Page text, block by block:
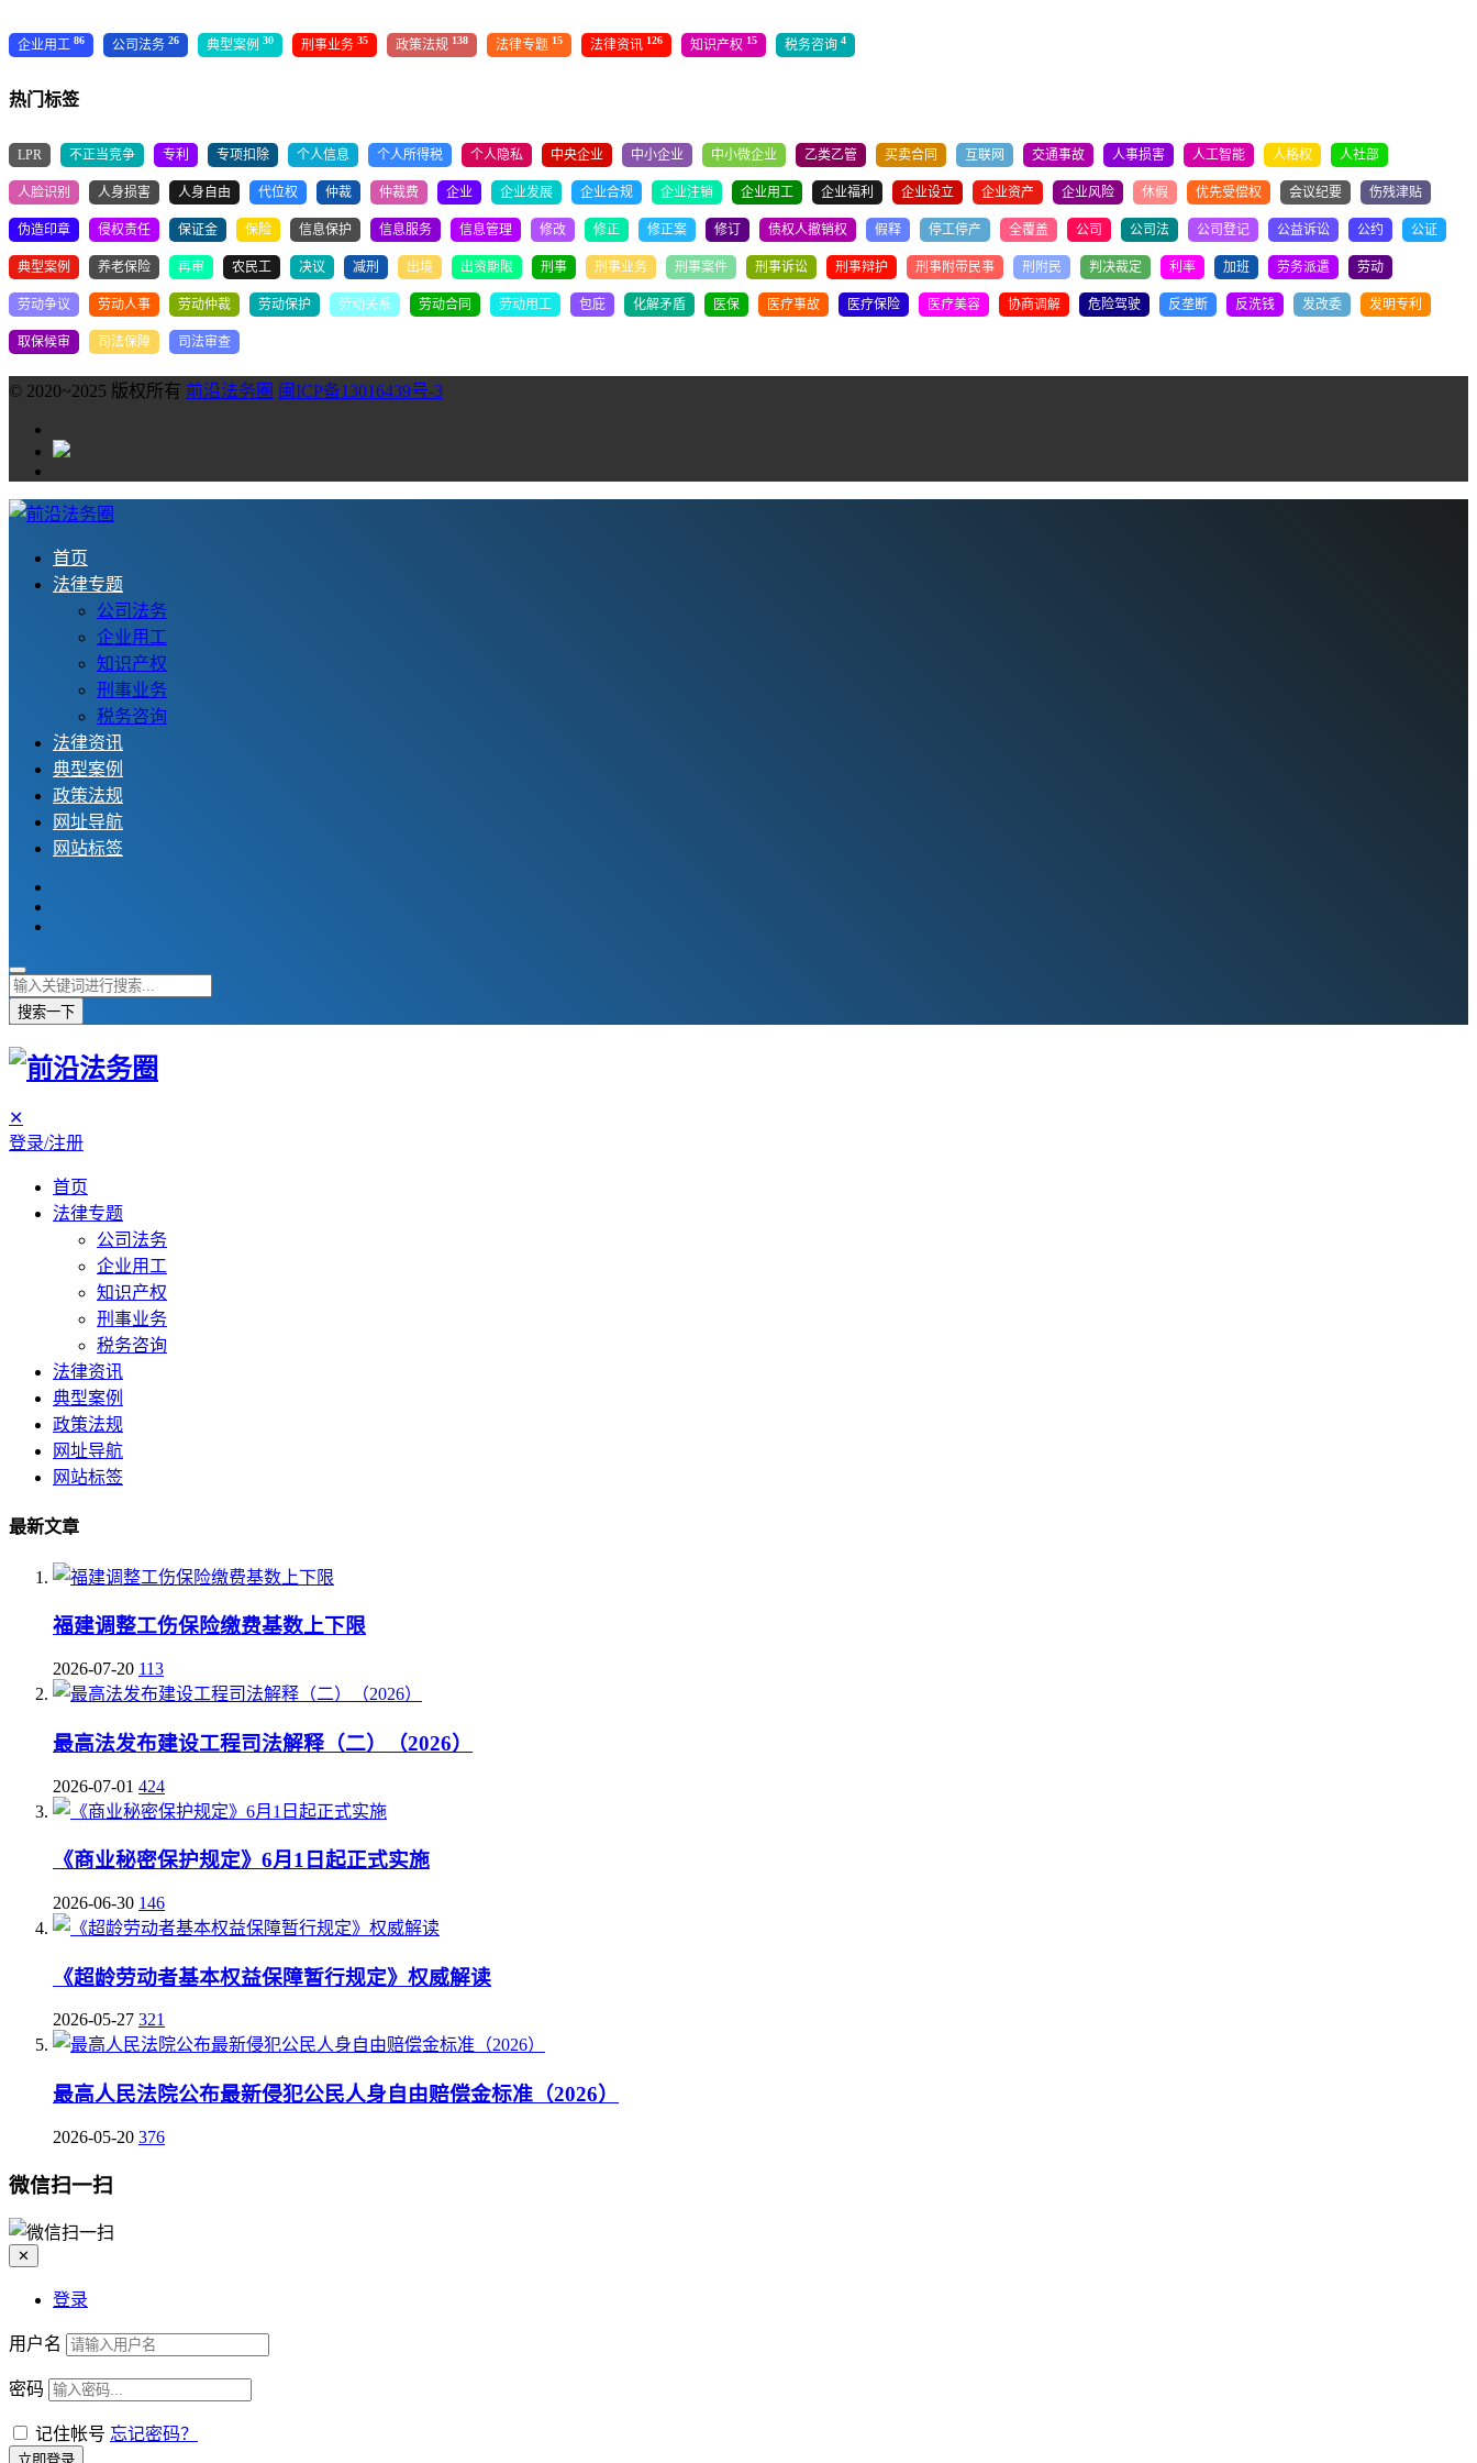
企业用工 86 公司法务 26 典型案例 30 刑事业务 35 政策法规 138 法律专题 15 法律资讯 126 知识产权 15 税务咨询 4
热门标签
LPR 不正当竞争 专利 专项扣除 个人信息 个人所得税 个人隐私 中央企业 中小企业 中小微企业 乙类乙管 买卖合同 互联网 交通事故 人事损害 人工智能 人格权 人社部
人脸识别 人身损害 人身自由 代位权 仲裁 仲裁费 企业 企业发展 企业合规 企业注销 企业用工 企业福利 企业设立 企业资产 企业风险 休假 优先受偿权 会议纪要 伤残津贴
伪造印章 侵权责任 保证金 保险 信息保护 信息服务 信息管理 修改 修正 修正案 修订 债权人撤销权 假释 停工停产 全覆盖 公司 公司法 公司登记 公益诉讼 公约 公证
典型案例 养老保险 再审 农民工 决议 减刑 出境 出资期限 刑事 刑事业务 刑事案件 刑事诉讼 刑事辩护 刑事附带民事 刑附民 判决裁定 利率 加班 劳务派遣 劳动
劳动争议 劳动人事 劳动仲裁 劳动保护 劳动关系 劳动合同 劳动用工 包庇 化解矛盾 医保 医疗事故 医疗保险 医疗美容 协商调解 危险驾驶 反垄断 反洗钱 发改委 发明专利
取保候审 司法保障 司法审查
© 2020~2025 版权所有 前沿法务圈 闽ICP备13016439号-3
首页
法律专题
公司法务
企业用工
知识产权
刑事业务
税务咨询
法律资讯
典型案例
政策法规
网址导航
网站标签
搜索一下
✕
登录/注册
首页
法律专题
公司法务
企业用工
知识产权
刑事业务
税务咨询
法律资讯
典型案例
政策法规
网址导航
网站标签
最新文章
福建调整工伤保险缴费基数上下限
2026-07-20 113
最高法发布建设工程司法解释（二）（2026）
2026-07-01 424
《商业秘密保护规定》6月1日起正式实施
2026-06-30 146
《超龄劳动者基本权益保障暂行规定》权威解读
2026-05-27 321
最高人民法院公布最新侵犯公民人身自由赔偿金标准（2026）
2026-05-20 376
微信扫一扫
✕
登录
用户名
密码
记住帐号 忘记密码？